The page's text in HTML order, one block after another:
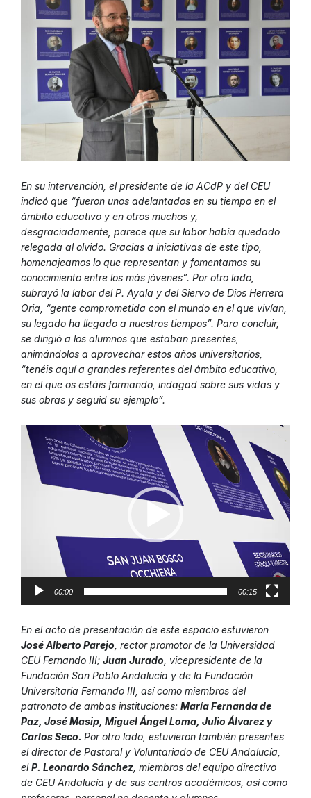
En su intervención, el presidente de la ACdP y del CEU
indicó que “fueron unos adelantados en su tiempo en el
ámbito educativo y en otros muchos y,
desgraciadamente, parece que su labor había quedado
relegada al olvido. Gracias a iniciativas de este tipo,
homenajeamos lo que representan y fomentamos su
conocimiento entre los más jóvenes”. Por otro lado,
subrayó la labor del P. Ayala y del Siervo de Dios Herrera
Oria, “gente comprometida con el mundo en el que vivían,
su legado ha llegado a nuestros tiempos”. Para concluir,
se dirigió a los alumnos que estaban presentes,
animándolos a aprovechar estos años universitarios,
“tenéis aquí a grandes referentes del ámbito educativo,
en el que os estáis formando, indagad sobre sus vidas y
sus obras y seguid su ejemplo”.
Reproductor
de
vídeo
00:00 00:15
En el acto de presentación de este espacio estuvieron
José Alberto Parejo , rector promotor de la Universidad
CEU Fernando III; Juan Jurado , vicepresidente de la
Fundación San Pablo Andalucía y de la Fundación
Universitaria Fernando III, así como miembros del
patronato de ambas instituciones: María Fernanda de
Paz, José Masip, Miguel Ángel Loma, Julio Álvarez y
Carlos Seco. Por otro lado, estuvieron también presentes
el director de Pastoral y Voluntariado de CEU Andalucía,
elP. Leonardo Sánchez , miembros del equipo directivo
de CEU Andalucía y de sus centros académicos, así como